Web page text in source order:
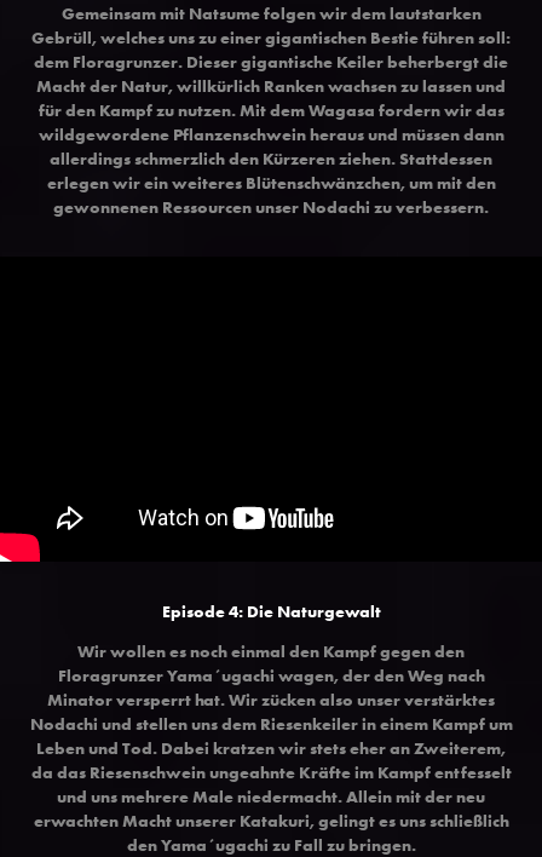
Gemeinsam mit Natsume folgen wir dem lautstarken
Gebrüll, welches uns zu einer gigantischen Bestie führen soll:
dem Floragrunzer. Dieser gigantische Keiler beherbergt die
Macht der Natur, willkürlich Ranken wachsen zu lassen und
für den Kampf zu nutzen. Mit dem Wagasa fordern wir das
wildgewordene Pflanzenschwein heraus und müssen dann
allerdings schmerzlich den Kürzeren ziehen. Stattdessen
erlegen wir ein weiteres Blütenschwänzchen, um mit den
gewonnenen Ressourcen unser Nodachi zu verbessern.
Episode 4: Die Naturgewalt
Wir wollen es noch einmal den Kampf gegen den
Floragrunzer Yama´ugachi wagen, der den Weg nach
Minator versperrt hat. Wir zücken also unser verstärktes
Nodachi und stellen uns dem Riesenkeiler in einem Kampf um
Leben und Tod. Dabei kratzen wir stets eher an Zweiterem,
da das Riesenschwein ungeahnte Kräfte im Kampf entfesselt
und uns mehrere Male niedermacht. Allein mit der neu
erwachten Macht unserer Katakuri, gelingt es uns schließlich
den Yama´ugachi zu Fall zu bringen.